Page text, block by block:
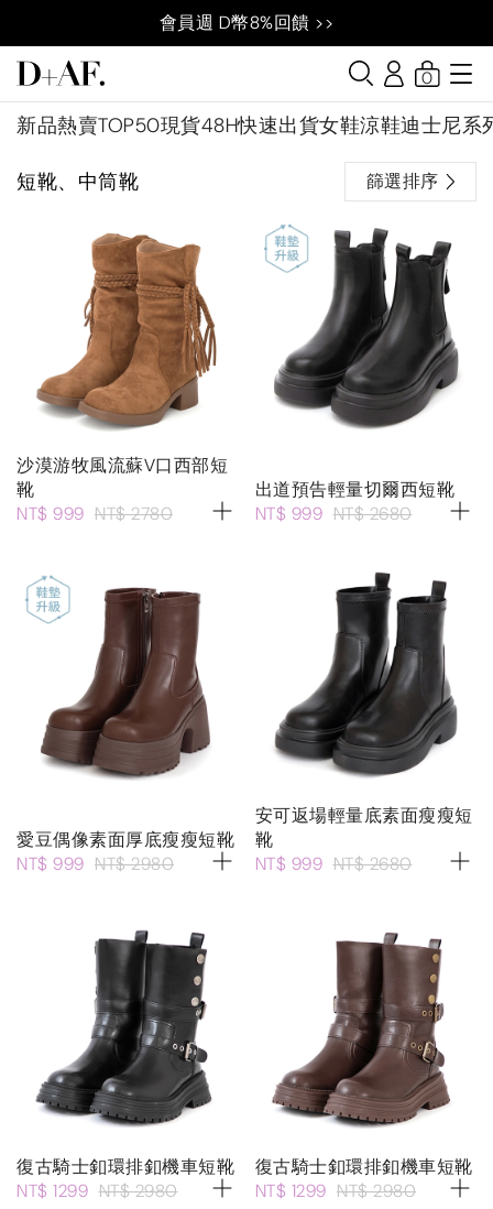
會員週 D幣8%回饋 >>
新品熱賣TOP50現貨48H快速出貨女鞋涼鞋迪士尼系
0
短靴、中筒靴 篩選排序
沙漠游牧風流蘇V口西部短
靴
NT$ 999 NT$ 2780
出道預告輕量切爾西短靴
NT$ 999 NT$ 2680
愛豆偶像素面厚底瘦瘦短靴
NT$ 999 NT$ 2980
安可返場輕量底素面瘦瘦短
靴
NT$ 999 NT$ 2680
復古騎士釦環排釦機車短靴
NT$ 1299 NT$ 2980
復古騎士釦環排釦機車短靴
NT$ 1299 NT$ 2980